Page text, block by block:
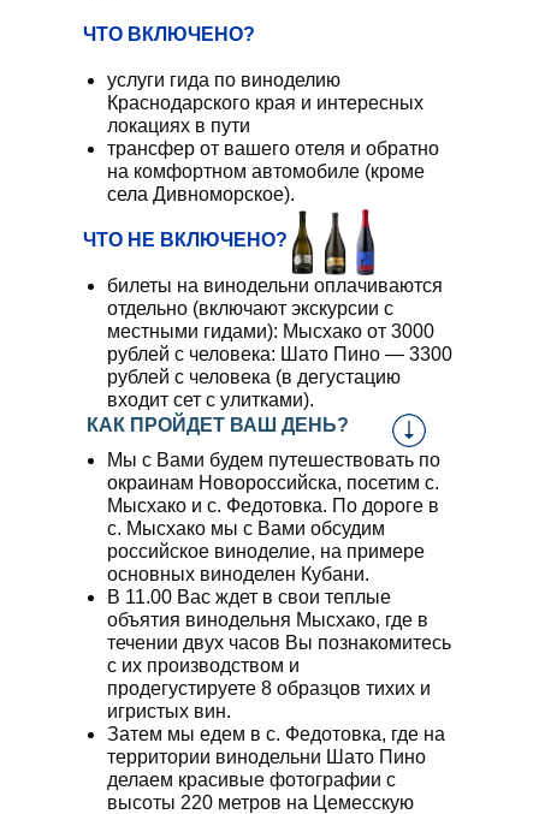
ЧТО ВКЛЮЧЕНО?
услуги гида по виноделию
Краснодарского края и интересных
локациях в пути
трансфер от вашего отеля и обратно
на комфортном автомобиле (кроме
села Дивноморское).
ЧТО НЕ ВКЛЮЧЕНО?
билеты на винодельни оплачиваются
отдельно (включают экскурсии с
местными гидами): Мысхако от 3000
рублей с человека: Шато Пино — 3300
рублей с человека (в дегустацию
входит сет с улитками).
КАК ПРОЙДЕТ ВАШ ДЕНЬ?
Мы с Вами будем путешествовать по
окраинам Новороссийска, посетим с.
Мысхако и с. Федотовка. По дороге в
с. Мысхако мы с Вами обсудим
российское виноделие, на примере
основных виноделен Кубани.
В 11.00 Вас ждет в свои теплые
объятия винодельня Мысхако, где в
течении двух часов Вы познакомитесь
с их производством и
продегустируете 8 образцов тихих и
игристых вин.
Затем мы едем в с. Федотовка, где на
территории винодельни Шато Пино
делаем красивые фотографии с
высоты 220 метров на Цемесскую